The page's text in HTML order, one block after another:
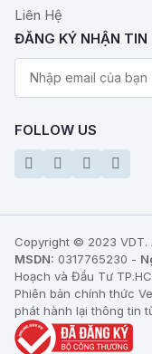
Liên Hệ
ĐĂNG KÝ NHẬN TIN
FOLLOW US
Copyright © 2023 VDT.
MSDN: 0317765230 -
Hoạch và Đầu Tư
Phiên bản chính thức
phát hành lại thông tin